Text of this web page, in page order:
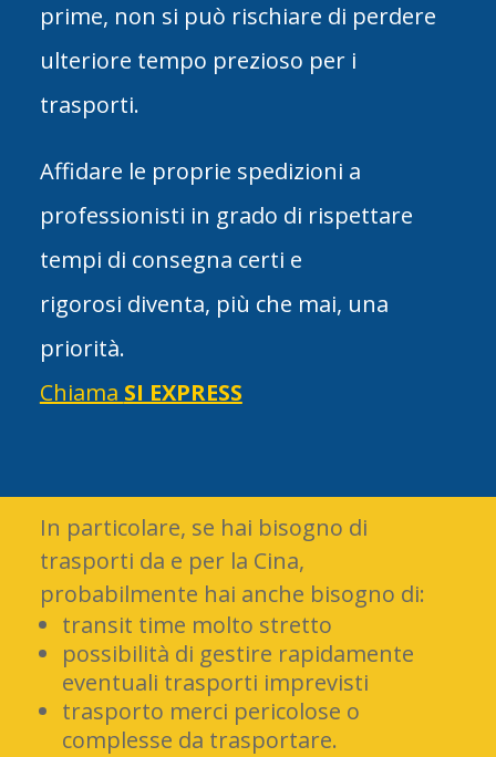
prime, non si può rischiare di perdere
ulteriore tempo prezioso per i
trasporti.
Affidare le proprie spedizioni a
professionisti in grado di rispettare
tempi di consegna certi e
rigorosi diventa, più che mai, una
priorità.
Chiama SI EXPRESS
In particolare, se hai bisogno di
trasporti da e per la Cina,
probabilmente hai anche bisogno di:
transit time molto stretto
possibilità di gestire rapidamente
eventuali trasporti imprevisti
trasporto merci pericolose o
complesse da trasportare.